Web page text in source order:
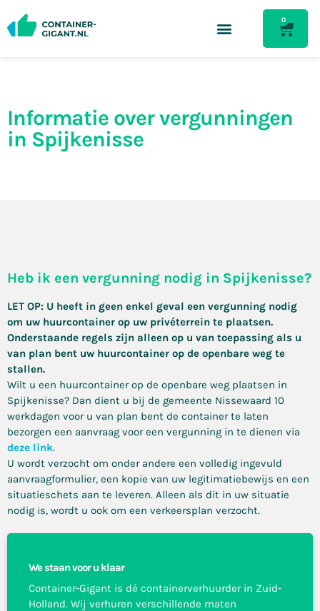
0
Informatie over vergunningen
in Spijkenisse
Heb ik een vergunning nodig in Spijkenisse?
LET OP: U heeft in geen enkel geval een vergunning nodig
om uw huurcontainer op uw privéterrein te plaatsen.
Onderstaande regels zijn alleen op u van toepassing als u
van plan bent uw huurcontainer op de openbare weg te
stallen.
Wilt u een huurcontainer op de openbare weg plaatsen in
Spijkenisse? Dan dient u bij de gemeente Nissewaard 10
werkdagen voor u van plan bent de container te laten
bezorgen een aanvraag voor een vergunning in te dienen via
deze link.
U wordt verzocht om onder andere een volledig ingevuld
aanvraagformulier, een kopie van uw legitimatiebewijs en een
situatieschets aan te leveren. Alleen als dit in uw situatie
nodig is, wordt u ook om een verkeersplan verzocht.
We staan voor u klaar
Container-Gigant is dé containerverhuurder in Zuid-
Holland. Wij verhuren verschillende maten